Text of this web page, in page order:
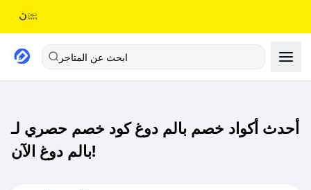
ابحث عن المتاجر
أحدث أكواد خصم بالم دوغ كود خصم حصري لـ
بالم دوغ الآن!